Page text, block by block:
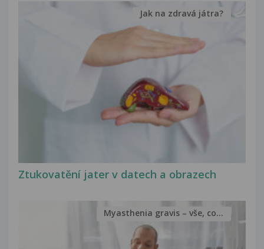
Ztukovatění jater v datech a obrazech
Jak na zdravá játra?
Myasthenia gravis – vše, co...